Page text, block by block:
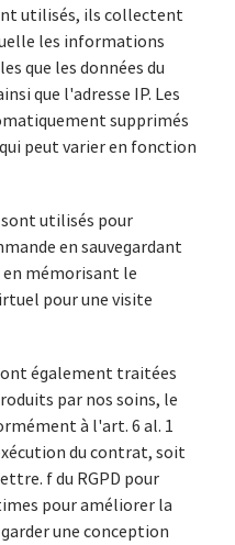
utilisés, ils collectent
les informations
que les données du
que l'adresse IP. Les
supprimés
peut varier en fonction
sont utilisés pour
en sauvegardant
mémorisant le
pour une visite
également traitées
par nos soins, le
à l'art. 6 al. 1
du contrat, soit
f du RGPD pour
pour améliorer la
une conception